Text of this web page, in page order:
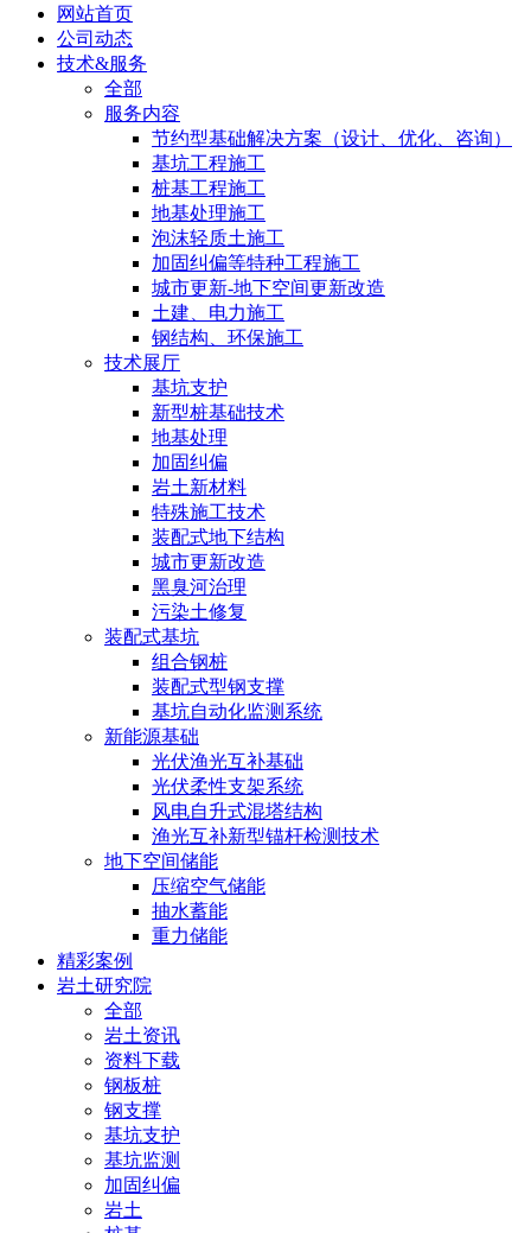
网站首页
公司动态
技术&服务
全部
服务内容
节约型基础解决方案（设计、优化、咨询）
基坑工程施工
桩基工程施工
地基处理施工
泡沫轻质土施工
加固纠偏等特种工程施工
城市更新-地下空间更新改造
土建、电力施工
钢结构、环保施工
技术展厅
基坑支护
新型桩基础技术
地基处理
加固纠偏
岩土新材料
特殊施工技术
装配式地下结构
城市更新改造
黑臭河治理
污染土修复
装配式基坑
组合钢桩
装配式型钢支撑
基坑自动化监测系统
新能源基础
光伏渔光互补基础
光伏柔性支架系统
风电自升式混塔结构
渔光互补新型锚杆检测技术
地下空间储能
压缩空气储能
抽水蓄能
重力储能
精彩案例
岩土研究院
全部
岩土资讯
资料下载
钢板桩
钢支撑
基坑支护
基坑监测
加固纠偏
岩土